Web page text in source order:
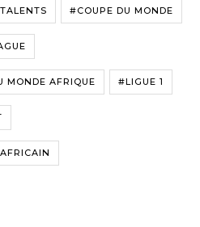
#COUPE DU MONDE
MONDE AFRIQUE #LIGUE 1